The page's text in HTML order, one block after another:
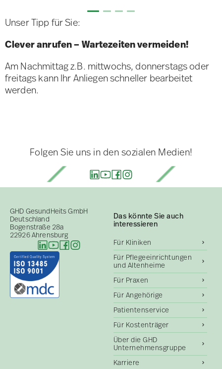
Unser Tipp für Sie:
Clever anrufen – Wartezeiten vermeiden!
Am Nachmittag z.B. mittwochs, donnerstags oder
freitags kann Ihr Anliegen schneller bearbeitet
werden.
Folgen Sie uns in den sozialen Medien!
GHD GesundHeits GmbH
Deutschland
Bogenstraße 28a
22926 Ahrensburg
Das könnte Sie auch
interessieren
Für Kliniken
Für Pflegeeinrichtungen
und Altenheime
Für Praxen
Für Angehörige
Patientenservice
Für Kostenträger
Über die GHD
Unternehmensgruppe
Karriere